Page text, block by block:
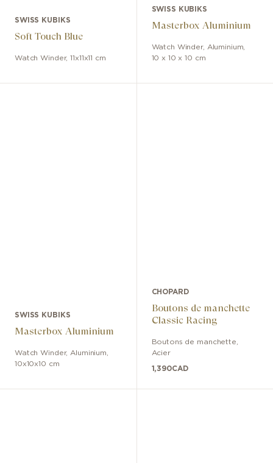
SWISS KUBIKS
Soft Touch Blue
Watch Winder,11x11x11 cm
SWISS KUBIKS
Masterbox Aluminium
Watch Winder, Aluminium
10 x 10 x 10 cm
SWISS KUBIKS
Masterbox Aluminium
Watch Winder, Aluminium
10x10x10 cm
CHOPARD
Boutons de manchette
Classic Racing
Boutons de manchette
Acier
1,390CAD